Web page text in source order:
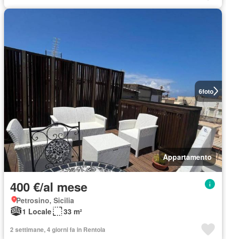
6foto
Appartamento
400 €/al mese
Petrosino, Sicilia
1 Locale
33 m²
2 settimane, 4 giorni fa in Rentola